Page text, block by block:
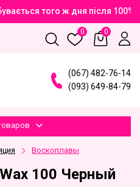
того ж дня після
0 0
(067) 482-76-14
(093) 649-84-79
Воскоплавы
100 Черный